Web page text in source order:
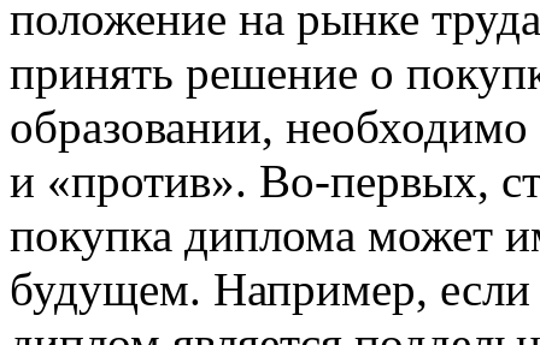
положение на рынке
принять решение о
образовании, необходимо
и «против». Во-первых,
покупка диплома может
будущем. Например, если